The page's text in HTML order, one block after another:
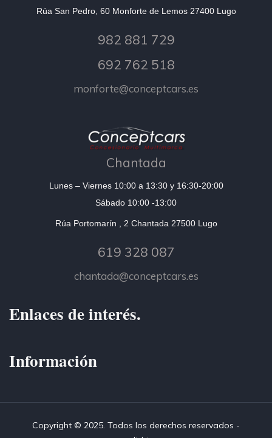
Rúa San Pedro, 60 Monforte de Lemos 27400 Lugo
982 881 729
692 762 518
monforte@conceptcars.es
Chantada
Lunes – Viernes 10:00 a 13:30 y 16:30-20:00
Sábado 10:00 -13:00
Rúa Portomarín , 2 Chantada 27500 Lugo
619 328 087
chantada@conceptcars.es
Enlaces de interés.
Información
Copyright © 2025. Todos los derechos reservados -